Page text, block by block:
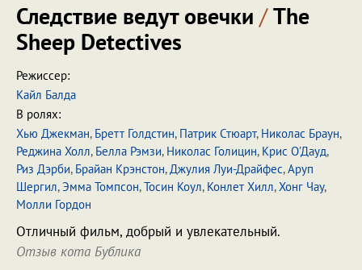
Следствие ведут овечки /The
Sheep Detectives
Режиссер:
Кайл Балда
В ролях:
Хью Джекман, Бретт Голдстин, Патрик Стюарт, Николас Браун,
Реджина Холл, Белла Рэмзи, Николас Голицин, Крис О’Дауд,
Риз Дэрби, Брайан Крэнстон,Джулия Луи-Драйфес,Аруп
Шергил,Эмма Томпсон,Тосин Коул, Конлет Хилл,Хонг Чау,
Молли Гордон
Отличный фильм, добрый и увлекательный.
Отзыв кота Бублика